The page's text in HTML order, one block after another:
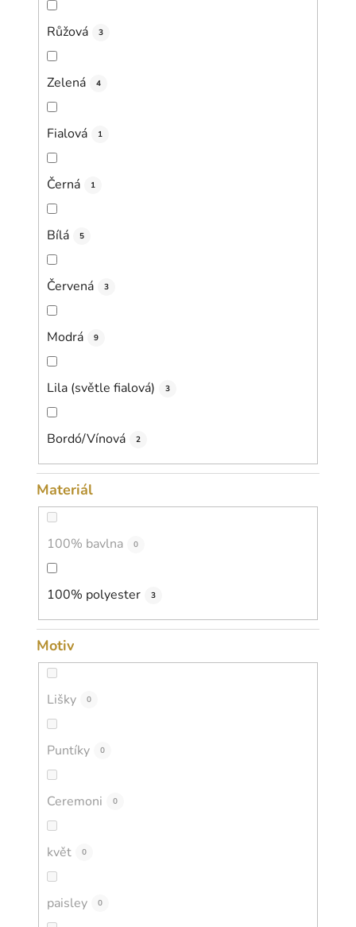
Růžová 3
Zelená 4
Fialová 1
Černá 1
Bílá 5
Červená 3
Modrá 9
Lila (světle fialová) 3
Bordó/Vínová 2
Materiál
100% bavlna 0
100% polyester 3
Motiv
Lišky 0
Puntíky 0
Ceremoni 0
květ 0
paisley 0